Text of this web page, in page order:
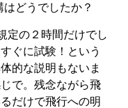
どうでしたか？
定の２時間だけでし
ぐに試験！という
的な説明もないま
で。残念ながら飛
だけで飛行への明